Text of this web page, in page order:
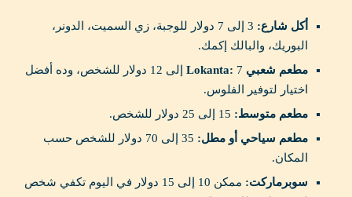
أكل شارع:
3 إلى 7 دولار للوجبة، زي السميت، الدونر،
البوريك، والبالك إكمك.
مطعم شعبي Lokanta:
7 إلى 12 دولار للشخص، وده أفضل
اختيار لتوفير الفلوس.
مطعم متوسط:
مطعم سياحي أو مطل:
35 إلى 70 دولار للشخص حسب
المكان.
سوبرماركت:
ممكن 10 إلى 15 دولار في اليوم تكفي شخص